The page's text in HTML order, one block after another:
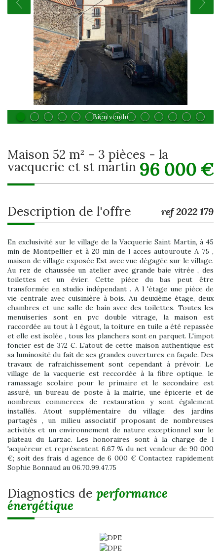
Bien vendu
maison 52 m² - 3 pièces - la
vacquerie et st martin 96 000 €
description de l'offre ref 2022 179
En exclusivité sur le village de la Vacquerie Saint Martin, à 45
min de Montpellier et à 20 min de l acces autouroute A 75 ,
maison de village exposée Est avec vue dégagée sur le village.
Au rez de chaussée un atelier avec grande baie vitrée , des
toilettes et un évier. Cette pièce du bas peut être
transformée en studio indépendant . A l 'étage une pièce de
vie centrale avec cuisinière à bois. Au deuxième étage, deux
chambres et une salle de bain avec des toilettes. Toutes les
menuiseries sont en pvc double vitrage, la maison est
raccordée au tout à l égout, la toiture en tuile a été repassée
et elle est isolée , tous les planchers sont en parquet. L'impot
foncier est de 372 €. L'atout de cette maison authentique est
sa luminosité du fait de ses grandes ouvertures en façade. Des
travaux de rafraichissement sont cependant à prévoir. Le
village de la vacquerie est reccordée à la fibre optique, le
ramassage scolaire pour le primaire et le secondaire est
assuré, un bureau de poste à la mairie, une épicerie et de
nombreux commerces de restauration y sont également
installés. Atout supplémentaire du village: des jardins
partagés , un milieu associatif proposant de nombreuses
activités et un environnement de nature exceptionnel sur le
plateau du Larzac. Les honoraires sont à la charge de l
'acquéreur et représentent 6.67 % du net vendeur de 90 000
€; soit des frais d agence de 6 000 € Contactez rapidement
Sophie Bonnaud au 06.70.99.47.75
diagnostics de performance
énergétique